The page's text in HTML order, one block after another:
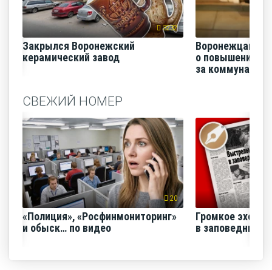
3232
Закрылся Воронежский
керамический завод
Воронежцам
о повышении
за
СВЕЖИЙ НОМЕР
20
«Полиция», «Росфинмониторинг»
и обыск… по видео
Громкое эхо
в заповеднике»